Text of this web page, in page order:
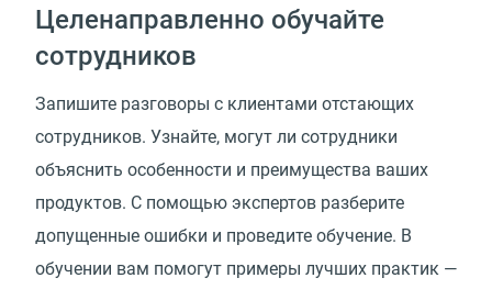
Целенаправленно обучайте
сотрудников
Запишите разговоры с клиентами отстающих
сотрудников. Узнайте, могут ли сотрудники
объяснить особенности и преимущества ваших
продуктов. С помощью экспертов разберите
допущенные ошибки и проведите обучение. В
обучении вам помогут примеры лучших практик —